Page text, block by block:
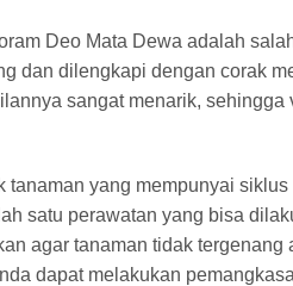
Deo Mata Dewa adalah
dan dilengkapi dengan corak
sangat menarik,
tanaman yang mempunyai
satu perawatan yang bisa
agar tanaman tidak
dapat melakukan